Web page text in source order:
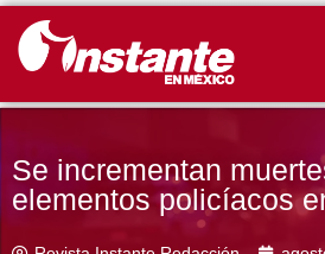
Se incrementan
elementos policíacos